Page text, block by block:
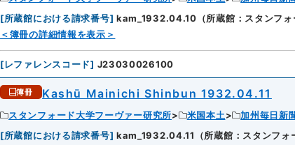
[所蔵館における請求番号] kam_1932.04.10（所蔵館：スタンフォ
＜簿冊の詳細情報を表示＞
[レファレンスコード] J23030026100
簿冊 Kashū Mainichi Shinbun 1932.04.11
スタンフォード大学フーヴァー研究所 米国本土 加州毎日新
[所蔵館における請求番号] kam_1932.04.11（所蔵館：スタンフォ